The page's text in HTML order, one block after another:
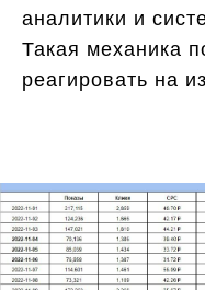
аналитики и
Такая механика
реагировать на